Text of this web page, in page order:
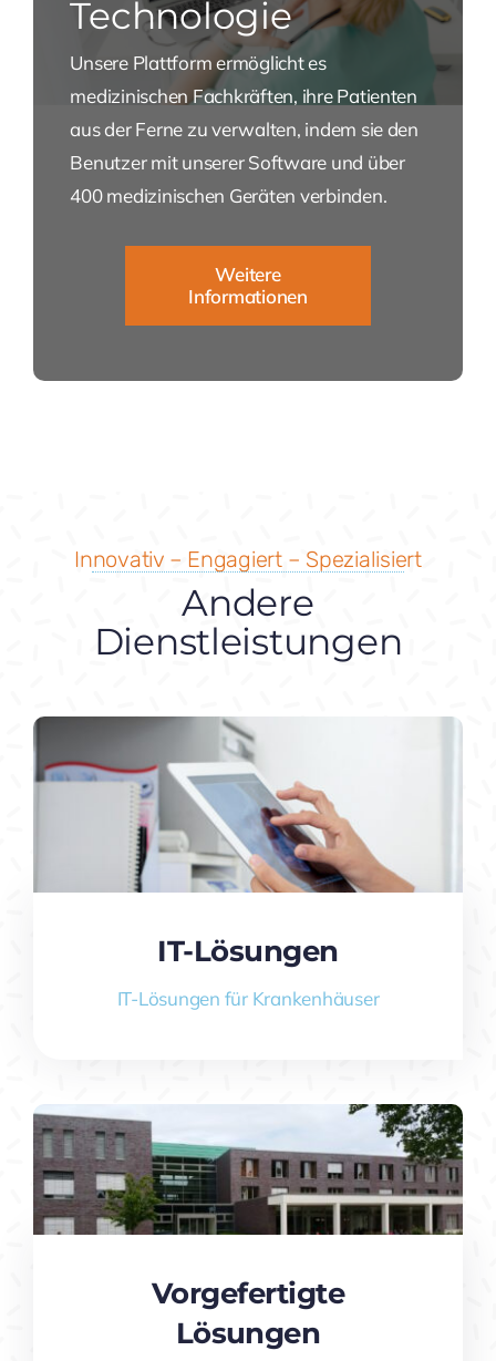
Technologie
Unsere Plattform ermöglicht es
medizinischen Fachkräften, ihre Patienten
aus der Ferne zu verwalten, indem sie den
Benutzer mit unserer Software und über
400 medizinischen Geräten verbinden.
Weitere
Informationen
Innovativ – Engagiert – Spezialisiert
Andere
Dienstleistungen
IT-Lösungen
IT-Lösungen für Krankenhäuser
Vorgefertigte
Lösungen